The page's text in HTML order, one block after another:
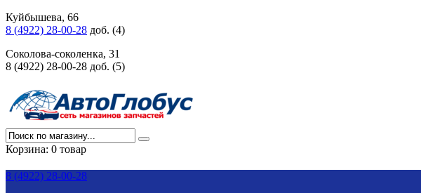
Куйбышева, 66
8 (4922) 28-00-28 доб. (4)
Соколова-соколенка, 31
8 (4922) 28-00-28 доб. (5)
Корзина: 0 товар
8 (4922) 28-00-28